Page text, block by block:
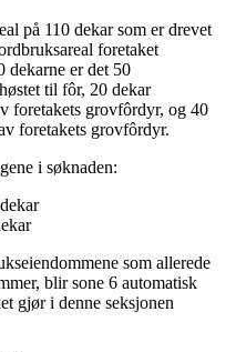
på 110 dekar som er drevet
foretaket
dekarne er det 50
til fôr, 20 dekar
foretakets grovfôrdyr, og 40
foretakets grovfôrdyr.
i søknaden:
som allerede
blir sone 6 automatisk
gjør i denne seksjonen